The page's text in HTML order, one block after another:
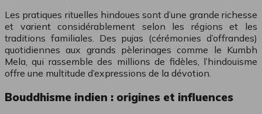
Les pratiques rituelles hindoues sont d’une grande richesse
et varient considérablement selon les régions et les
traditions familiales. Des pujas (cérémonies d’offrandes)
quotidiennes aux grands pèlerinages comme le Kumbh
Mela, qui rassemble des millions de fidèles, l’hindouisme
offre une multitude d’expressions de la dévotion.
Bouddhisme indien : origines et influences